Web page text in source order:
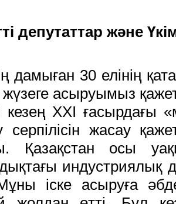
депутаттар және
дамыған 30 елінің
жүзеге асыруымыз
кезең XXI ғасырдағы
серпілісін жасау
Қазақстан осы
индустриялық
іске асыруға